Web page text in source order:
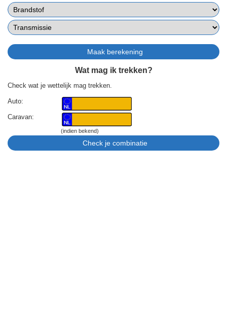
Wat mag ik trekken?
Check wat je wettelijk mag trekken.
Auto:
Caravan:
(indien bekend)